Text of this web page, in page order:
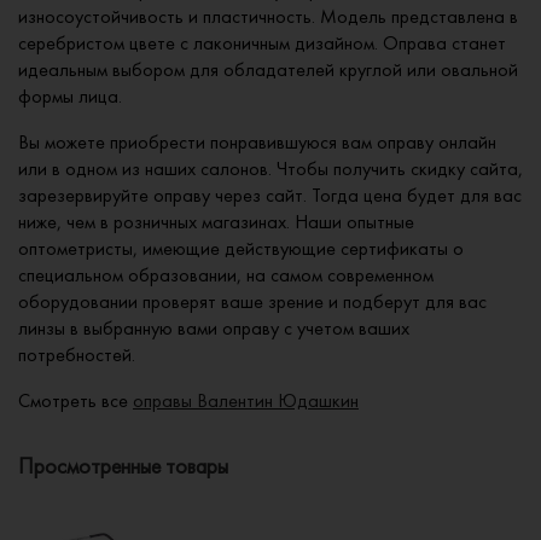
износоустойчивость и пластичность. Модель представлена в
серебристом цвете с лаконичным дизайном. Оправа станет
идеальным выбором для обладателей круглой или овальной
формы лица.
Вы можете приобрести понравившуюся вам оправу онлайн
или в одном из наших салонов. Чтобы получить скидку сайта,
зарезервируйте оправу через сайт. Тогда цена будет для вас
ниже, чем в розничных магазинах. Наши опытные
оптометристы, имеющие действующие сертификаты о
специальном образовании, на самом современном
оборудовании проверят ваше зрение и подберут для вас
линзы в выбранную вами оправу с учетом ваших
потребностей.
Смотреть все оправы Валентин Юдашкин
Просмотренные товары